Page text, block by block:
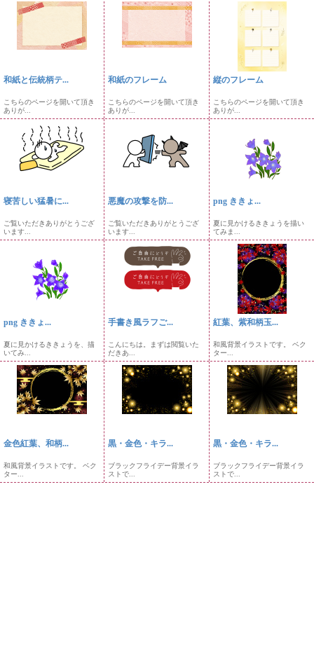
和紙と伝統柄テ...
こちらのページを開いて頂き
ありが...
和紙のフレーム
こちらのページを開いて頂き
ありが...
縦のフレーム
こちらのページを開いて頂き
ありが...
寝苦しい猛暑に...
ご覧いただきありがとうござ
います...
悪魔の攻撃を防...
ご覧いただきありがとうござ
います...
png ききょ...
夏に見かけるききょうを描い
てみま...
png ききょ...
夏に見かけるききょうを、描
いてみ...
手書き風ラフご...
こんにちは。まずは閲覧いた
だきあ...
紅葉、紫和柄玉...
和風背景イラストです。 ベク
ター...
金色紅葉、和柄...
和風背景イラストです。 ベク
ター...
黒・金色・キラ...
ブラックフライデー背景イラ
ストで...
黒・金色・キラ...
ブラックフライデー背景イラ
ストで...